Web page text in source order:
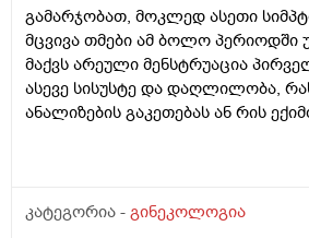
გამარჯობათ, მოკლედ ასეთი
მცვივა თმები ამ ბოლო პერიოდში
მაქვს არეული მენსტრუაცია
ასევე სისუსტე და დაღლილობა,
ანალიზების გაკეთებას ან რის
კატეგორია - გინეკოლოგია